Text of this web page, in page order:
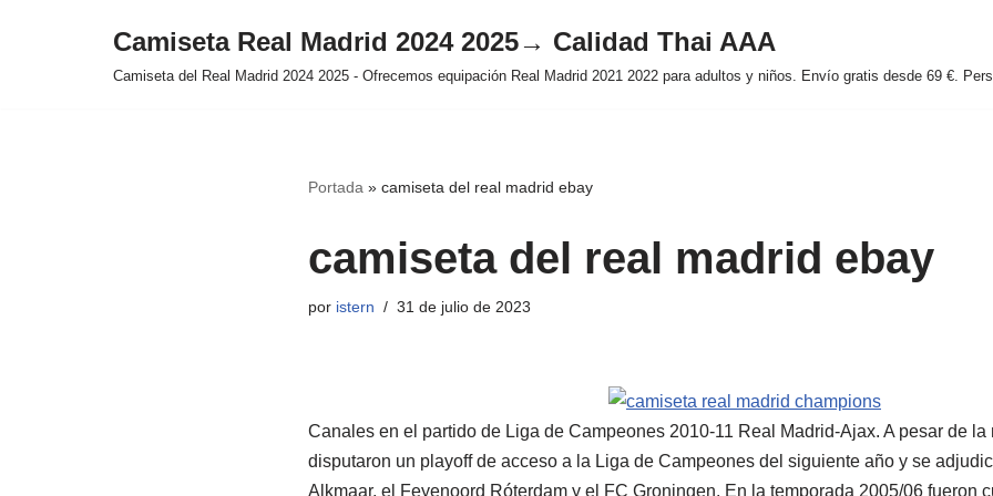
Camiseta Real Madrid 2024 2025→ Calidad Thai AAA
Camiseta del Real Madrid 2024 2025 - Ofrecemos equipación Real Madrid 2021 2022 para adultos y niños. Envío gratis desde 69 €.
Portada » camiseta del real madrid ebay
camiseta del real madrid ebay
por istern 31 de julio de 2023
Canales en el partido de Liga de Campeones 2010-11 Real Madrid-Ajax. A pesar de
disputaron un playoff de acceso a la Liga de Campeones del siguiente año y se
Alkmaar, el Feyenoord Róterdam y el FC Groningen. En la temporada 2005/06 fueron